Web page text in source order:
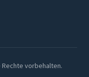
vorbehalten.